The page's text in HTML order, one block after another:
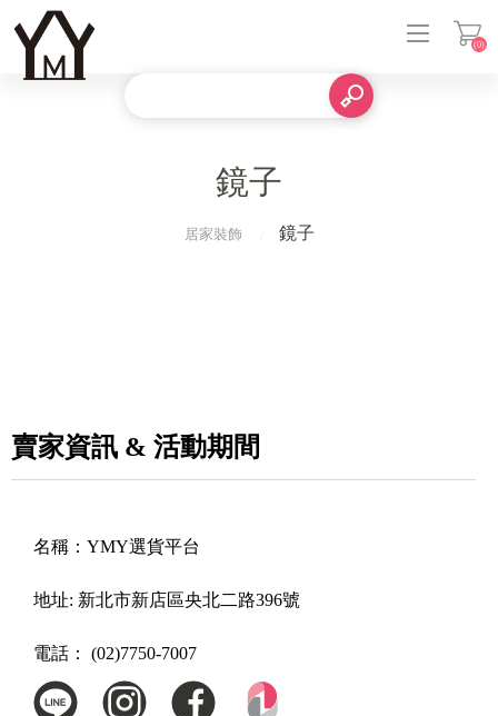
(0)
鏡子
居家裝飾 鏡子
賣家資訊 & 活動期間
名稱： YMY選貨平台
地址: 新北市新店區央北二路396號
電話： (02)7750-7007